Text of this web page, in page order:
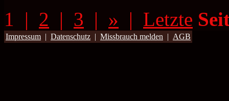
1 | 2 | 3 | » | Letzte
Impressum | Datenschutz | Missbrauch melden | AGB